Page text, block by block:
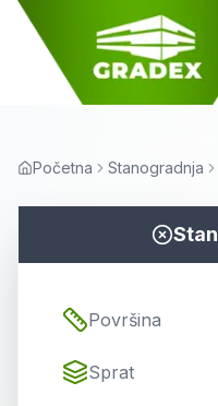
Početna Stanogradnja
Stan
Površina
Sprat